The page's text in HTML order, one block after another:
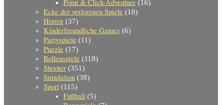
Point & Click-Adventure (16)
Ecke der verlorenen Spiele (18)
Horror (37)
Kinderfreundliche Games (6)
Partyspiele (11)
Puzzle (17)
Rollenspiele (118)
Shooter (351)
Simulation (38)
Sport (115)
Fußball (5)